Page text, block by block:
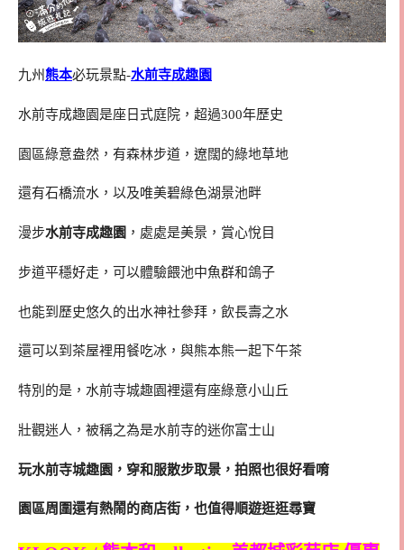
九州熊本必玩景點-水前寺成趣園
水前寺成趣園是座日式庭院，超過300年歷史
園區綠意盎然，有森林步道，遼闊的綠地草地
還有石橋流水，以及唯美碧綠色湖景池畔
漫步水前寺成趣園 ，處處是美景，賞心悅目
步道平穩好走，可以體驗餵池中魚群和鴿子
也能到歷史悠久的出水神社參拜，飲長壽之水
還可以到茶屋裡用餐吃冰，與熊本熊一起下午茶
特別的是，水前寺城趣園裡還有座綠意小山丘
壯觀迷人，被稱之為是水前寺的迷你富士山
玩水前寺城趣園，穿和服散步取景，拍照也很好看唷
園區周圍還有熱鬧的商店街，也值得順遊逛逛尋寶